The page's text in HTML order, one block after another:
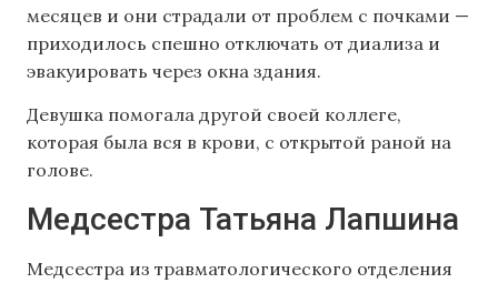
месяцев и они страдали от проблем с почками —
приходилось спешно отключать от диализа и
эвакуировать через окна здания.
Девушка помогала другой своей коллеге,
которая была вся в крови, с открытой раной на
голове.
Медсестра Татьяна Лапшина
Медсестра из травматологического отделения